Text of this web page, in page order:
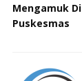
Mengamuk Di
Puskesmas